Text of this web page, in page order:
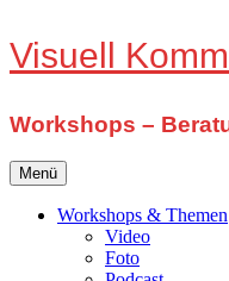
Zum
Inhalt
Visuell
Workshops –
Menü
Workshops & Themen
Video
Foto